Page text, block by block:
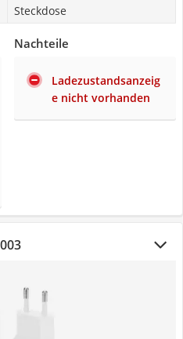
Steckdose
Nachteile
Ladezustandsanzeig
e nicht vorhanden